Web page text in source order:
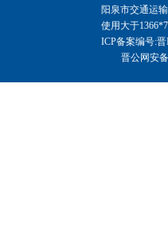
阳泉市交通运
使用大于
ICP备案编号:晋
晋公网安